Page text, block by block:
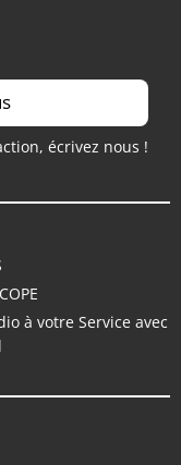
écrivez nous !
à votre Service avec